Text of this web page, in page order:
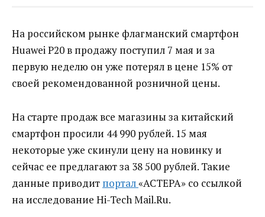
На российском рынке флагманский смартфон
Huawei P20 в продажу поступил 7 мая и за
первую неделю он уже потерял в цене 15% от
своей рекомендованной розничной цены.
На старте продаж все магазины за китайский
смартфон просили 44 990 рублей. 15 мая
некоторые уже скинули цену на новинку и
сейчас ее предлагают за 38 500 рублей. Такие
данные приводит портал«АСТЕРА» со ссылкой
на исследование Hi-Tech Mail.Ru.